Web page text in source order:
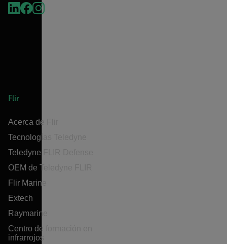
Flir
Acerca de Flir
Tecnologías Teledyne
Teledyne FLIR Defense
OEM de Teledyne FLIR
Flir Marine
Extech
Raymarine
Centro de formación en
infrarrojos